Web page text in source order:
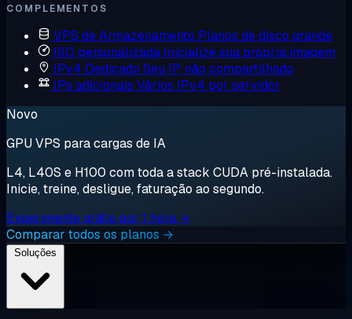
COMPLEMENTOS
VPS de Armazenamento Planos de disco grande
ISO personalizada Inicialize sua própria imagem
IPv4 Dedicado Seu IP, não compartilhado
IPs adicionais Vários IPv4 por servidor
Novo
GPU VPS para cargas de IA
L4, L40S e H100 com toda a stack CUDA pré-instalada.
Inicie, treine, desligue, faturação ao segundo.
Experimente grátis por 1 hora →
Comparar todos os planos →